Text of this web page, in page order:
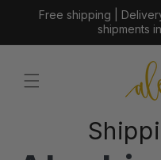
Skip to
Free shipping |
shipments